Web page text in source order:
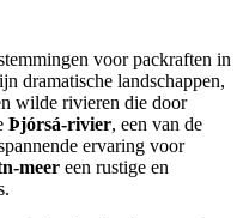
voor packraften in
dramatische landschappen,
wilde rivieren die door
Þjórsá-rivier, een van de
ervaring voor
meer een rustige en